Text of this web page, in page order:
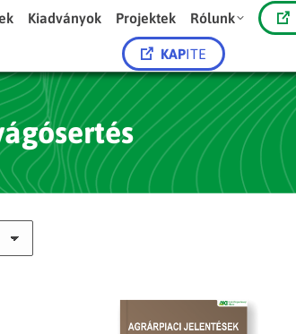
Kiadványok Projektek Rólunk
KAPITE